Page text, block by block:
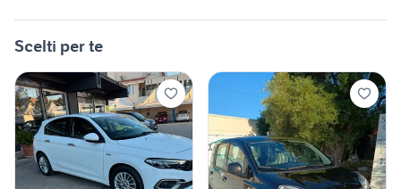
Scelti per te